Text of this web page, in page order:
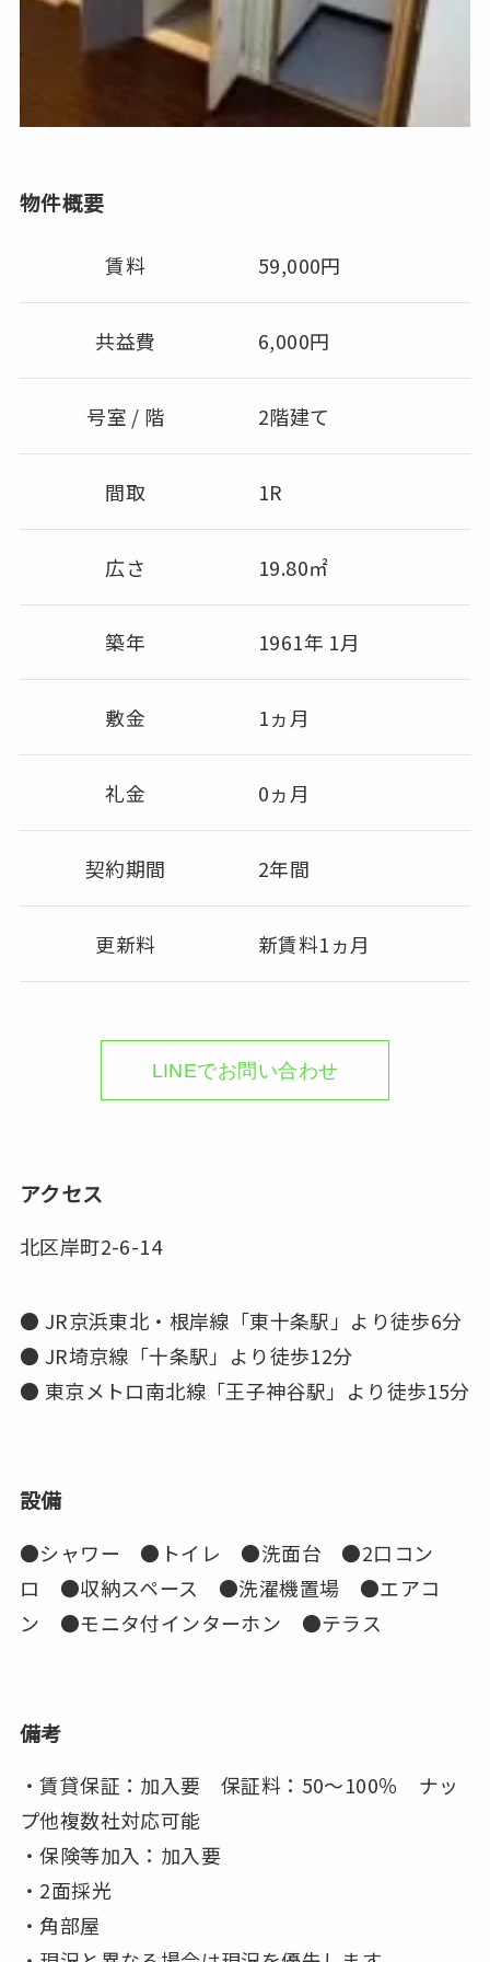
物件概要
賃料 59,000円
共益費 6,000円
号室 / 階 2階建て
間取 1R
広さ 19.80㎡
築年 1961年 1月
敷金 1ヵ月
礼金 0ヵ月
契約期間 2年間
更新料 新賃料1ヵ月
LINEでお問い合わせ
アクセス
北区岸町2-6-14
● JR京浜東北・根岸線「東十条駅」より徒歩6分
● JR埼京線「十条駅」より徒歩12分
● 東京メトロ南北線「王子神谷駅」より徒歩15分
設備
●シャワー ●トイレ ●洗面台 ●2口コン
ロ ●収納スペース ●洗濯機置場 ●エアコ
ン ●モニタ付インターホン ●テラス
備考
・賃貸保証：加入要 保証料：50～100％ ナッ
プ他複数社対応可能
・保険等加入：加入要
・2面採光
・角部屋